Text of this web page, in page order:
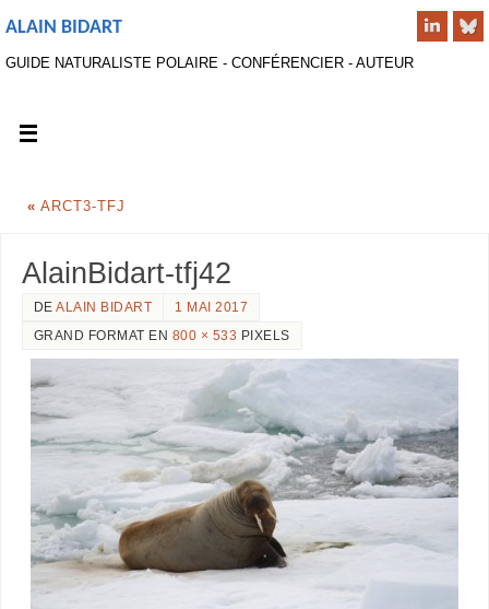
ALAIN BIDART
GUIDE NATURALISTE POLAIRE - CONFÉRENCIER - AUTEUR
« ARCT3-TFJ
AlainBidart-tfj42
DEALAIN BIDART
1 MAI 2017
GRAND FORMAT EN 800 × 533 PIXELS